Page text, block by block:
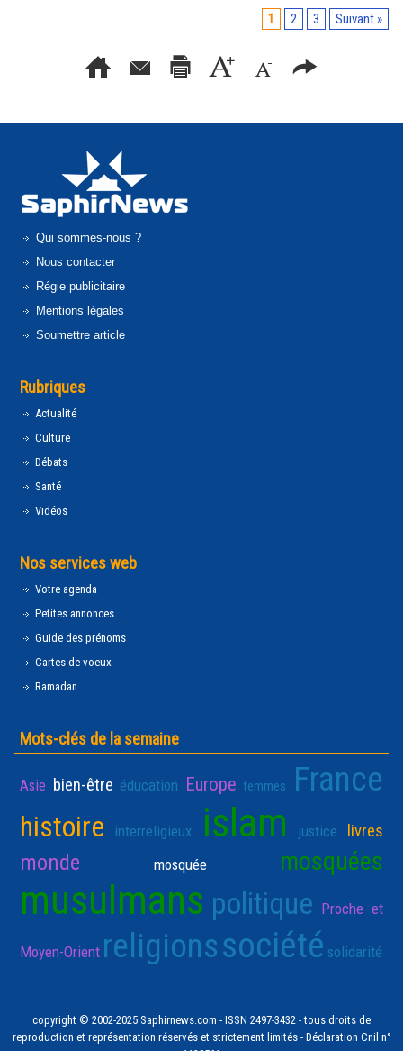
1
2 3 Suivant »
Qui sommes-nous ?
Nous contacter
Régie publicitaire
Mentions légales
Soumettre article
Rubriques
Actualité
Culture
Débats
Santé
Vidéos
Nos services web
Votre agenda
Petites annonces
Guide des prénoms
Cartes de voeux
Ramadan
Mots-clés de la semaine
Asie bien-être éducation Europe femmes France
histoire interreligieux islam justice livres
monde mosquée mosquées
musulmans politique Proche et
Moyen-Orient religionssociété solidarité
copyright © 2002-2025 Saphirnews.com - ISSN 2497-3432 - tous droits de
reproduction et représentation réservés et strictement limités - Déclaration Cnil n°